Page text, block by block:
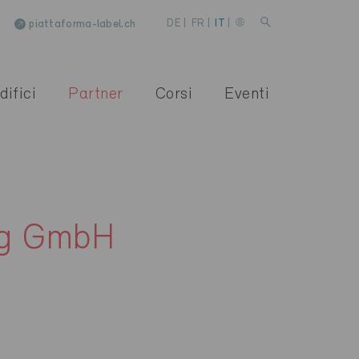
piattaforma-label.ch DE FR IT
Partner Corsi Eventi
GmbH